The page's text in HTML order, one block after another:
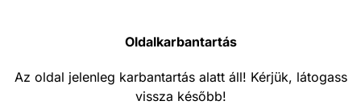
Oldalkarbantartás
Az oldal jelenleg karbantartás alatt áll! Kérjük, látogass
vissza később!